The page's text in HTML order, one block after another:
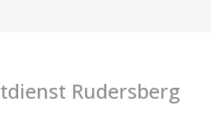
Rudersberg